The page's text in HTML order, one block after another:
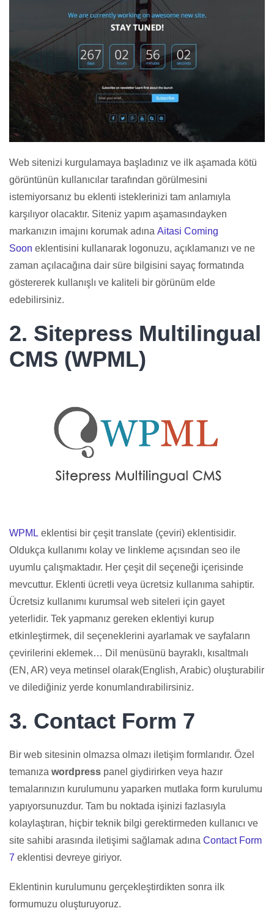
Web sitenizi kurgulamaya başladınız ve ilk aşamada kötü
görüntünün kullanıcılar tarafından görülmesini
istemiyorsanız bu eklenti isteklerinizi tam anlamıyla
karşılıyor olacaktır. Siteniz yapım aşamasındayken
markanızın imajını korumak adına Aitasi Coming
Soon eklentisini kullanarak logonuzu, açıklamanızı ve ne
zaman açılacağına dair süre bilgisini sayaç formatında
göstererek kullanışlı ve kaliteli bir görünüm elde
edebilirsiniz.
2. Sitepress Multilingual
CMS (WPML)
WPML eklentisi bir çeşit translate (çeviri) eklentisidir.
Oldukça kullanımı kolay ve linkleme açısından seo ile
uyumlu çalışmaktadır. Her çeşit dil seçeneği içerisinde
mevcuttur. Eklenti ücretli veya ücretsiz kullanıma sahiptir.
Ücretsiz kullanımı kurumsal web siteleri için gayet
yeterlidir. Tek yapmanız gereken eklentiyi kurup
etkinleştirmek, dil seçeneklerini ayarlamak ve sayfaların
çevirilerini eklemek… Dil menüsünü bayraklı, kısaltmalı
(EN, AR) veya metinsel olarak(English, Arabic) oluşturabilir
ve dilediğiniz yerde konumlandırabilirsiniz.
3. Contact Form 7
Bir web sitesinin olmazsa olmazı iletişim formlarıdır. Özel
temanıza wordpress panel giydirirken veya hazır
temalarınızın kurulumunu yaparken mutlaka form kurulumu
yapıyorsunuzdur. Tam bu noktada işinizi fazlasıyla
kolaylaştıran, hiçbir teknik bilgi gerektirmeden kullanıcı ve
site sahibi arasında iletişimi sağlamak adına Contact Form
7 eklentisi devreye giriyor.
Eklentinin kurulumunu gerçekleştirdikten sonra ilk
formumuzu oluşturuyoruz.